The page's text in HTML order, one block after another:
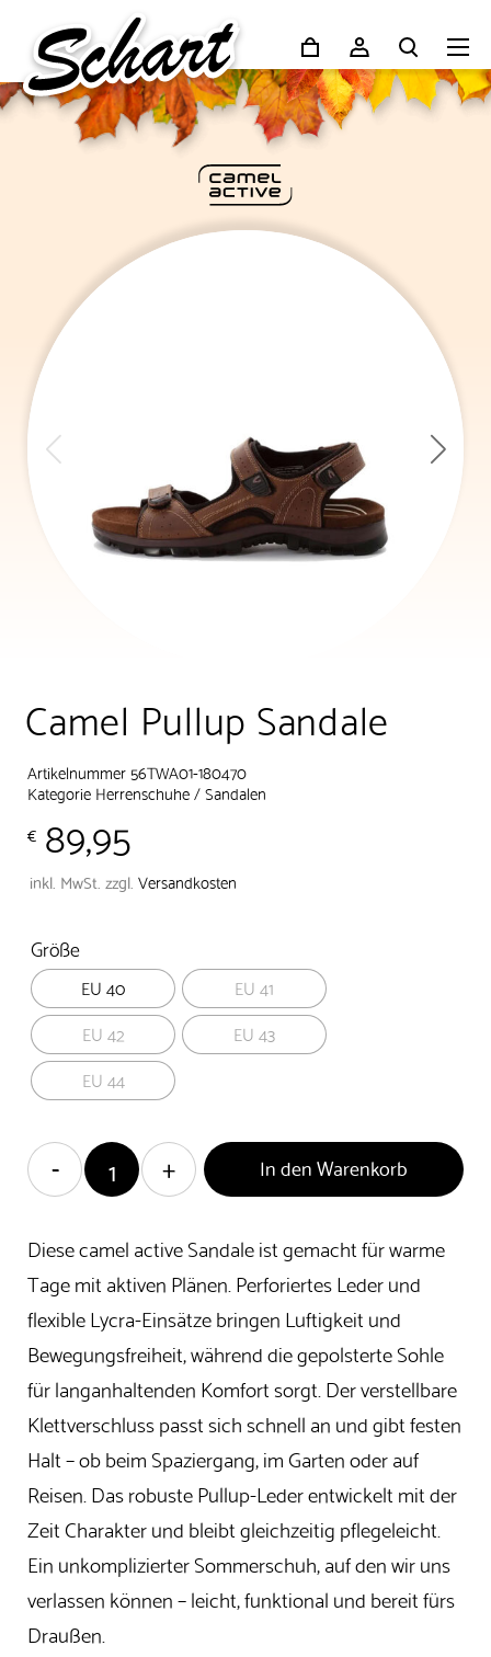
Camel Pullup Sandale
Artikelnummer 56TWA01-180470
KategorieHerrenschuhe/Sandalen
€ 89,95
inkl. MwSt.zzgl.Versandkosten
Größe
EU 40
EU 41
EU 42
EU 43
EU 44
In den Warenkorb
Diese camel active Sandale ist gemacht für warme
Tage mit aktiven Plänen. Perforiertes Leder und
flexible Lycra-Einsätze bringen Luftigkeit und
Bewegungsfreiheit, während die gepolsterte Sohle
für langanhaltenden Komfort sorgt. Der verstellbare
Klettverschluss passt sich schnell an und gibt festen
Halt – ob beim Spaziergang, im Garten oder auf
Reisen. Das robuste Pullup-Leder entwickelt mit der
Zeit Charakter und bleibt gleichzeitig pflegeleicht.
Ein unkomplizierter Sommerschuh, auf den wir uns
verlassen können – leicht, funktional und bereit fürs
Draußen.